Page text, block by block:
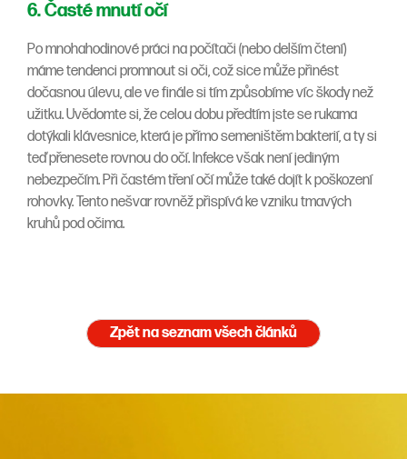
6. Časté mnutí očí
Po mnohahodinové práci na počítači (nebo delším čtení)
máme tendenci promnout si oči, což sice může přinést
dočasnou úlevu, ale ve finále si tím způsobíme víc škody než
užitku. Uvědomte si, že celou dobu předtím jste se rukama
dotýkali klávesnice, která je přímo semeništěm bakterií, a ty si
teď přenesete rovnou do očí. Infekce však není jediným
nebezpečím. Při častém tření očí může také dojít k poškození
rohovky. Tento nešvar rovněž přispívá ke vzniku tmavých
kruhů pod očima.
Zpět na seznam všech článků